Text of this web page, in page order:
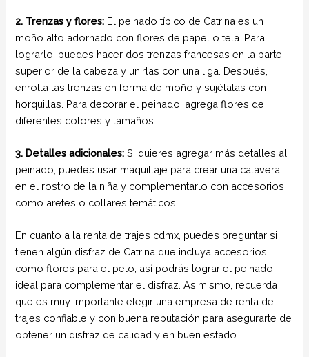
2. Trenzas y flores: El peinado típico de Catrina es un
moño alto adornado con flores de papel o tela. Para
lograrlo, puedes hacer dos trenzas francesas en la parte
superior de la cabeza y unirlas con una liga. Después,
enrolla las trenzas en forma de moño y sujétalas con
horquillas. Para decorar el peinado, agrega flores de
diferentes colores y tamaños.
3. Detalles adicionales: Si quieres agregar más detalles al
peinado, puedes usar maquillaje para crear una calavera
en el rostro de la niña y complementarlo con accesorios
como aretes o collares temáticos.
En cuanto a la renta de trajes cdmx, puedes preguntar si
tienen algún disfraz de Catrina que incluya accesorios
como flores para el pelo, así podrás lograr el peinado
ideal para complementar el disfraz. Asimismo, recuerda
que es muy importante elegir una empresa de renta de
trajes confiable y con buena reputación para asegurarte de
obtener un disfraz de calidad y en buen estado.